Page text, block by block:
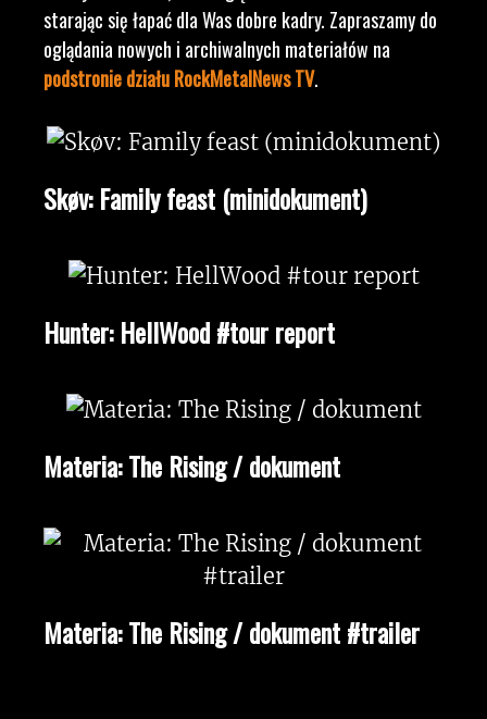
starając się łapać dla Was dobre kadry. Zapraszamy do
oglądania nowych i archiwalnych materiałów na
podstronie działu RockMetalNews TV.
Skøv: Family feast (minidokument)
Hunter: HellWood #tour report
Materia: The Rising / dokument
Materia: The Rising / dokument #trailer